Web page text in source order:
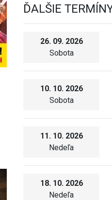
ĎALŠIE
26. 09. 2026
Sobota
10. 10. 2026
Sobota
11. 10. 2026
Nedeľa
18. 10. 2026
Nedeľa